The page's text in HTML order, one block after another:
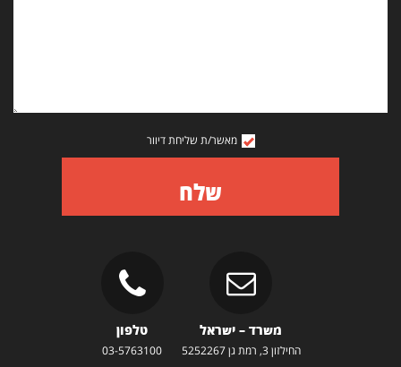
מאשר/ת שליחת דיוור
שלח
משרד – ישראל
החילזון 3, רמת גן 5252267
טלפון
03-5763100